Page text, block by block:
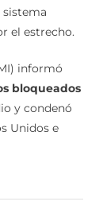
sistema
el estrecho.
informó
bloqueados
y condenó
Unidos e